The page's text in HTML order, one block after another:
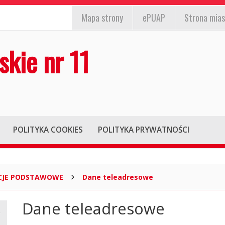
EPUAP,
miasta,
mapa
strony
Mapa strony ePUAP Strona
nr 11
POLITYKA COOKIES POLITYKA PRYWATNOŚCI
PODSTAWOWE Dane teleadresowe
Główna
treść
Dane teleadresowe